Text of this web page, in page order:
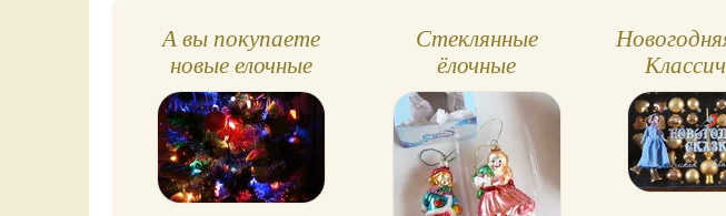
А вы покупаете
новые елочные
игрушки для своей
елки? Наши
новинки на 2023
Стеклянные
ёлочные
украшения: совы,
девочки